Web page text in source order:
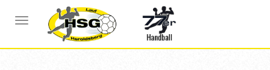
NAVIGATION UMSCHALTEN
BERICHTE HSG1